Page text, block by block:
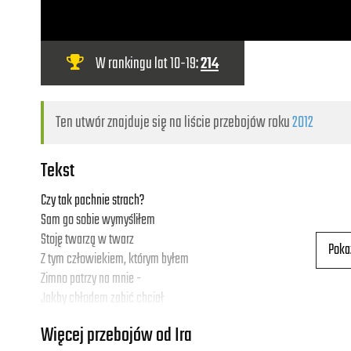
W rankingu lat 10-19:214
Ten utwór znajduje się na liście przebojów roku2012
Tekst
Czy tak pachnie strach?
Sam go sobie wymyśliłem
Stoję twarzą w twarz
Z tym człowiekiem, którym byłem
Zimno patrzy na mnie -
Jakby chłodem zabić chciał
A sam siebie nie zabiję
Więcej przebojów od Ira